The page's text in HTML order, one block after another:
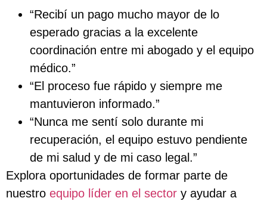
“Recibí un pago mucho mayor de lo
esperado gracias a la excelente
coordinación entre mi abogado y el equipo
médico.”
“El proceso fue rápido y siempre me
mantuvieron informado.”
“Nunca me sentí solo durante mi
recuperación, el equipo estuvo pendiente
de mi salud y de mi caso legal.”
Explora oportunidades de formar parte de
nuestro equipo líder en el sector y ayudar a